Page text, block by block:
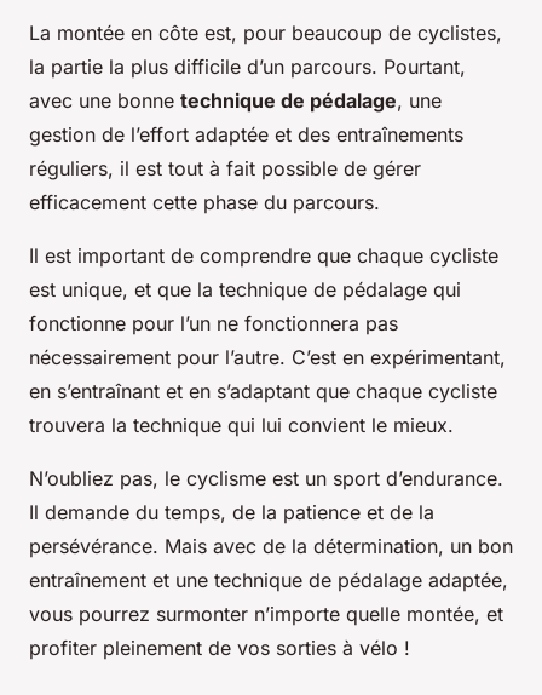
La montée en côte est, pour beaucoup de cyclistes,
la partie la plus difficile d’un parcours. Pourtant,
avec une bonne technique de pédalage, une
gestion de l’effort adaptée et des entraînements
réguliers, il est tout à fait possible de gérer
efficacement cette phase du parcours.
Il est important de comprendre que chaque cycliste
est unique, et que la technique de pédalage qui
fonctionne pour l’un ne fonctionnera pas
nécessairement pour l’autre. C’est en expérimentant,
en s’entraînant et en s’adaptant que chaque cycliste
trouvera la technique qui lui convient le mieux.
N’oubliez pas, le cyclisme est un sport d’endurance.
Il demande du temps, de la patience et de la
persévérance. Mais avec de la détermination, un bon
entraînement et une technique de pédalage adaptée,
vous pourrez surmonter n’importe quelle montée, et
profiter pleinement de vos sorties à vélo !